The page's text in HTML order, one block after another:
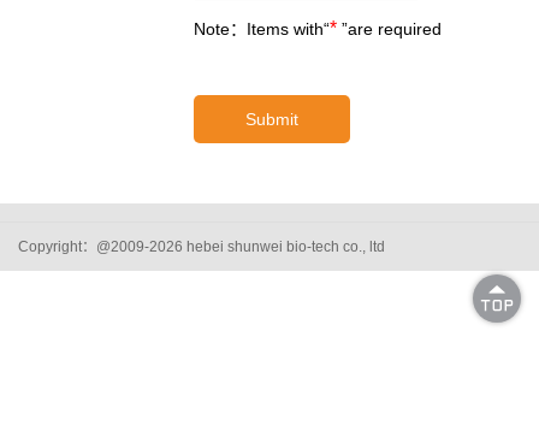
Note：Items with“* ”are required
Submit
Copyright：@2009-2026 hebei shunwei bio-tech co., ltd
